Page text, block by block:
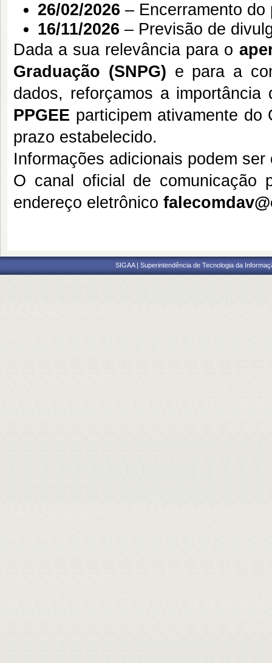
26/02/2026 – Encerramento do
16/11/2026 – Previsão de
Dada a sua relevância para o
Graduação (SNPG) e para a
dados, reforçamos a
PPGEE participem ativamente do
prazo estabelecido.
Informações adicionais podem
O canal oficial de comunicação
endereço eletrônico
SIGAA | Superintendência de Tecnologia da